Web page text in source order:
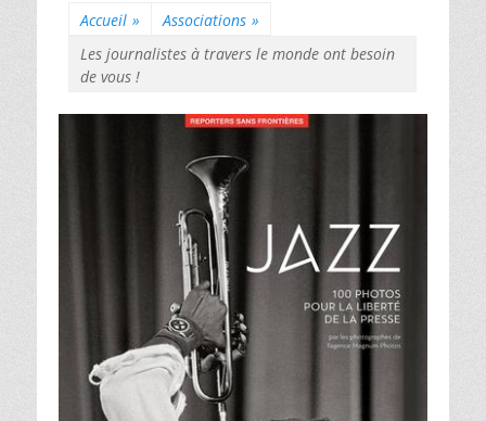
Accueil » Associations »
Les journalistes à travers le monde ont besoin
de vous !